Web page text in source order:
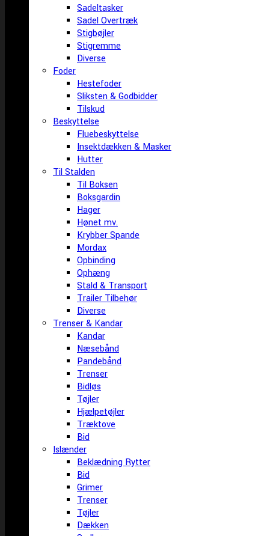
Sadeltasker
Sadel Overtræk
Stigbøjler
Stigremme
Diverse
Foder
Hestefoder
Sliksten & Godbidder
Tilskud
Beskyttelse
Fluebeskyttelse
Insektdækken & Masker
Hutter
Til Stalden
Til Boksen
Boksgardin
Hager
Hønet mv.
Krybber Spande
Mordax
Opbinding
Ophæng
Stald & Transport
Trailer Tilbehør
Diverse
Trenser & Kandar
Kandar
Næsebånd
Pandebånd
Trenser
Bidløs
Tøjler
Hjælpetøjler
Træktove
Bid
Islænder
Beklædning Rytter
Bid
Grimer
Trenser
Tøjler
Dækken